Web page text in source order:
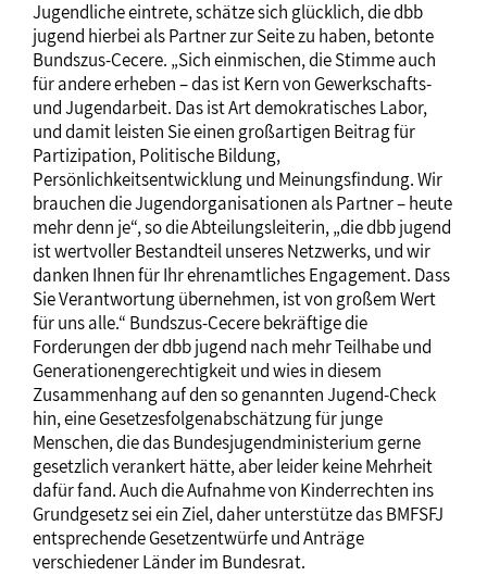
Jugendliche eintrete, schätze sich glücklich, die dbb
jugend hierbei als Partner zur Seite zu haben, betonte
Bundszus-Cecere. „Sich einmischen, die Stimme auch
für andere erheben – das ist Kern von Gewerkschafts-
und Jugendarbeit. Das ist Art demokratisches Labor,
und damit leisten Sie einen großartigen Beitrag für
Partizipation, Politische Bildung,
Persönlichkeitsentwicklung und Meinungsfindung. Wir
brauchen die Jugendorganisationen als Partner – heute
mehr denn je“, so die Abteilungsleiterin, „die dbb jugend
ist wertvoller Bestandteil unseres Netzwerks, und wir
danken Ihnen für Ihr ehrenamtliches Engagement. Dass
Sie Verantwortung übernehmen, ist von großem Wert
für uns alle.“ Bundszus-Cecere bekräftige die
Forderungen der dbb jugend nach mehr Teilhabe und
Generationengerechtigkeit und wies in diesem
Zusammenhang auf den so genannten Jugend-Check
hin, eine Gesetzesfolgenabschätzung für junge
Menschen, die das Bundesjugendministerium gerne
gesetzlich verankert hätte, aber leider keine Mehrheit
dafür fand. Auch die Aufnahme von Kinderrechten ins
Grundgesetz sei ein Ziel, daher unterstütze das BMFSFJ
entsprechende Gesetzentwürfe und Anträge
verschiedener Länder im Bundesrat.